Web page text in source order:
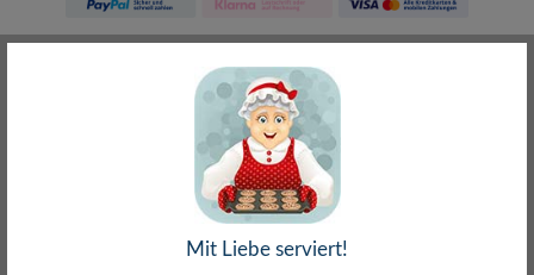
meist direkt aus Waiblingen
30 Tage Rückgaberecht
ohne Risiko bestellen
– Frag den Profi!
kostenlos und persönlich
Über 20+ Jahre Erfahrung
wir wissen von was wir sprechen
Mit Liebe serviert!